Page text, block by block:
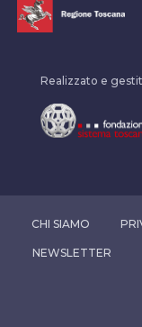
Realizzato e
CHI SIAMO
NEWSLETTER